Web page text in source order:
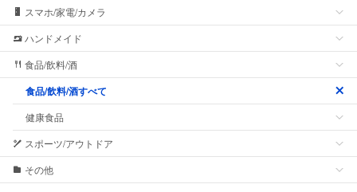
スマホ/家電/カメラ
ハンドメイド
食品/飲料/酒
食品/飲料/酒すべて
健康食品
スポーツ/アウトドア
その他